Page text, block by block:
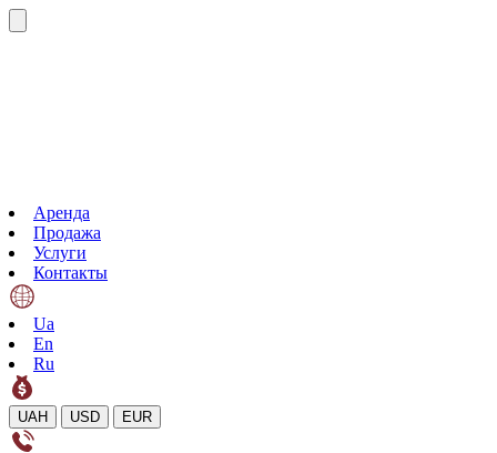
Аренда
Продажа
Услуги
Контакты
Ua
En
Ru
UAH USD EUR